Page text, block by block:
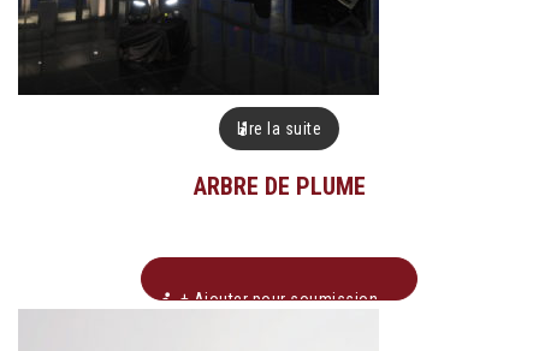
Lire la suite
ARBRE DE PLUME
+ Ajouter pour soumission